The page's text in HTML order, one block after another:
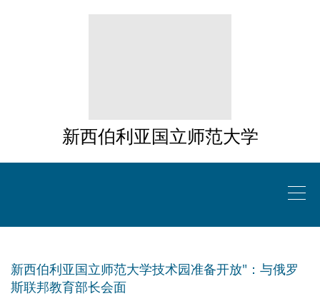
新西伯利亚国立师范大学
新西伯利亚国立师范大学技术园准备开放"：与俄罗
斯联邦教育部长会面